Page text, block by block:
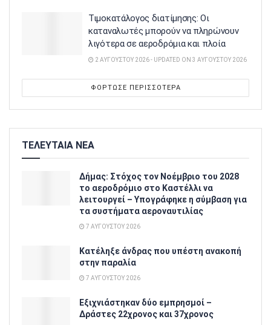
Τιμοκατάλογος διατίμησης: Οι
καταναλωτές μπορούν να πληρώνουν
λιγότερα σε αεροδρόμια και πλοία
2 ΑΥΓΟΎΣΤΟΥ 2026 - UPDATED ON 3 ΑΥΓΟΎΣΤΟΥ 2026
ΦΌΡΤΩΣΕ ΠΕΡΙΣΣΌΤΕΡΑ
ΤΕΛΕΥΤΑΙΑ ΝΕΑ
Δήμας: Στόχος τον Νοέμβριο του 2028
το αεροδρόμιο στο Καστέλλι να
λειτουργεί – Υπογράφηκε η σύμβαση για
τα συστήματα αεροναυτιλίας
7 ΑΥΓΟΎΣΤΟΥ 2026
Κατέληξε άνδρας που υπέστη ανακοπή
στην παραλία
7 ΑΥΓΟΎΣΤΟΥ 2026
Εξιχνιάστηκαν δύο εμπρησμοί –
Δράστες 22χρονος και 37χρονος